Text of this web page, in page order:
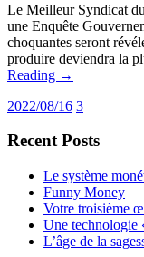
Le Meilleur Syndicat
une Enquête
choquantes seront
produire deviendra la
Reading →
2022/08/16 3
Recent Posts
Le système
Funny Money
Votre troisième
Une technologie
L’âge de la